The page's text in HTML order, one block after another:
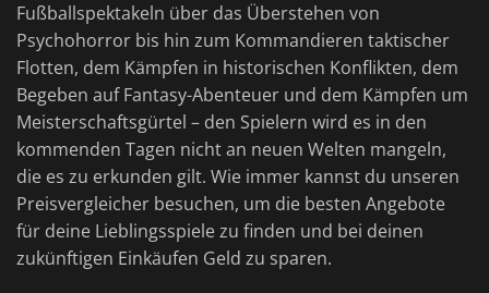
Fußballspektakeln über das Überstehen von
Psychohorror bis hin zum Kommandieren taktischer
Flotten, dem Kämpfen in historischen Konflikten, dem
Begeben auf Fantasy-Abenteuer und dem Kämpfen um
Meisterschaftsgürtel – den Spielern wird es in den
kommenden Tagen nicht an neuen Welten mangeln,
die es zu erkunden gilt. Wie immer kannst du unseren
Preisvergleicher besuchen, um die besten Angebote
für deine Lieblingsspiele zu finden und bei deinen
zukünftigen Einkäufen Geld zu sparen.